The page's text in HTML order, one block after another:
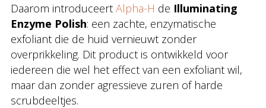
Daarom introduceert Alpha-H de Illuminating
Enzyme Polish: een zachte, enzymatische
exfoliant die de huid vernieuwt zonder
overprikkeling. Dit product is ontwikkeld voor
iedereen die wel het effect van een exfoliant wil,
maar dan zonder agressieve zuren of harde
scrubdeeltjes.